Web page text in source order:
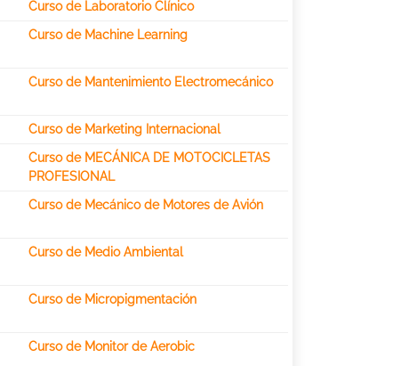
Curso de Laboratorio Clínico
Curso de Machine Learning
Curso de Mantenimiento Electromecánico
Curso de Marketing Internacional
Curso de MECÁNICA DE MOTOCICLETAS
PROFESIONAL
Curso de Mecánico de Motores de Avión
Curso de Medio Ambiental
Curso de Micropigmentación
Curso de Monitor de Aerobic